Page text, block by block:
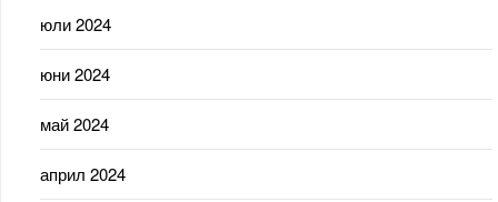
юли 2024
юни 2024
май 2024
април 2024